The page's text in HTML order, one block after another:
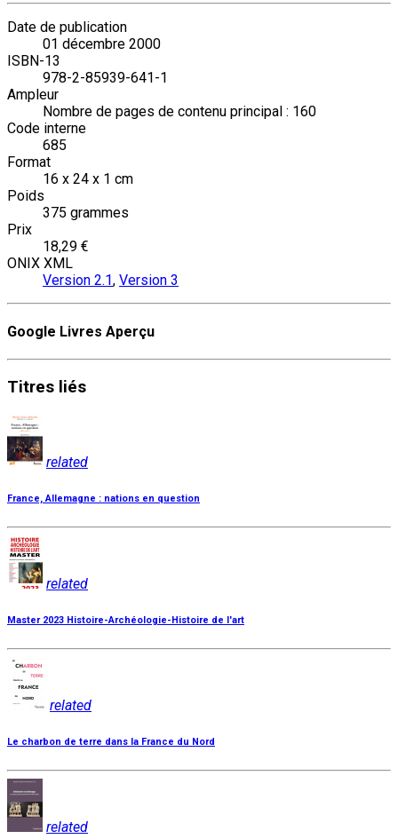
Date de publication
01 décembre 2000
ISBN-13
978-2-85939-641-1
Ampleur
Nombre de pages de contenu principal : 160
Code interne
685
Format
16 x 24 x 1 cm
Poids
375 grammes
Prix
18,29 €
ONIX XML
Version 2.1, Version 3
Google Livres Aperçu
Titres liés
related
France, Allemagne : nations en question
related
Master 2023 Histoire-Archéologie-Histoire de l'art
related
Le charbon de terre dans la France du Nord
related